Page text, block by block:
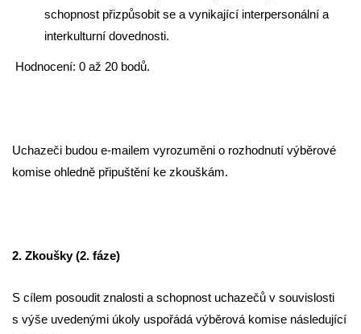
schopnost přizpůsobit se a vynikající interpersonální a
interkulturní dovednosti.
Hodnocení: 0 až 20 bodů.
Uchazeči budou e-mailem vyrozuměni o rozhodnutí výběrové
komise ohledně připuštění ke zkouškám.
2. Zkoušky (2. fáze)
S cílem posoudit znalosti a schopnost uchazečů v souvislosti
s výše uvedenými úkoly uspořádá výběrová komise následující